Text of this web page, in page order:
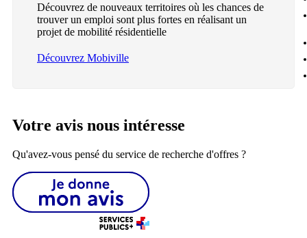
Découvrez de nouveaux territoires où les chances de
trouver un emploi sont plus fortes en réalisant un
projet de mobilité résidentielle
Découvrez Mobiville
Votre avis nous intéresse
Qu'avez-vous pensé du service de recherche d'offres ?